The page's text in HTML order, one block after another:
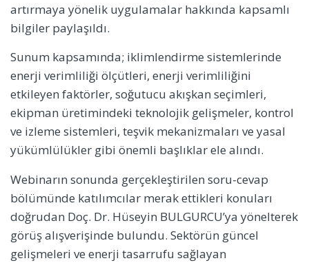
artırmaya yönelik uygulamalar hakkında kapsamlı
bilgiler paylaşıldı.
Sunum kapsamında; iklimlendirme sistemlerinde
enerji verimliliği ölçütleri, enerji verimliliğini
etkileyen faktörler, soğutucu akışkan seçimleri,
ekipman üretimindeki teknolojik gelişmeler, kontrol
ve izleme sistemleri, teşvik mekanizmaları ve yasal
yükümlülükler gibi önemli başlıklar ele alındı.
Webinarın sonunda gerçekleştirilen soru-cevap
bölümünde katılımcılar merak ettikleri konuları
doğrudan Doç. Dr. Hüseyin BULGURCU’ya yönelterek
görüş alışverişinde bulundu. Sektörün güncel
gelişmeleri ve enerji tasarrufu sağlayan